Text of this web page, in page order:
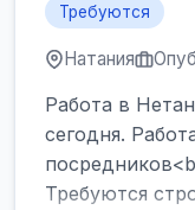
Требуются
Натания
Работа в
сегодня.
Требуются